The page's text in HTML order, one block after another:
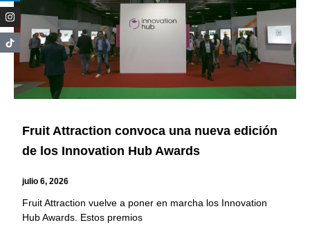
Fruit Attraction convoca una nueva edición
de los Innovation Hub Awards
julio 6, 2026
Fruit Attraction vuelve a poner en marcha los Innovation
Hub Awards. Estos premios